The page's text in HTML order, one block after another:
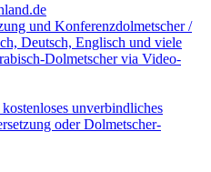
und Konferenzdolmetscher /
Deutsch, Englisch und viele
Dolmetscher via Video-
unverbindliches
oder Dolmetscher-